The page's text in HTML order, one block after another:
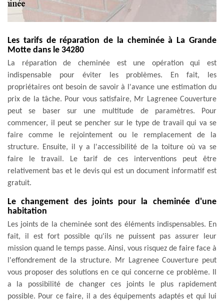
Les tarifs de réparation de la cheminée à La Grande
Motte dans le 34280
La réparation de cheminée est une opération qui est
indispensable pour éviter les problèmes. En fait, les
propriétaires ont besoin de savoir à l'avance une estimation du
prix de la tâche. Pour vous satisfaire, Mr Lagrenee Couverture
peut se baser sur une multitude de paramètres. Pour
commencer, il peut se pencher sur le type de travail qui va se
faire comme le rejointement ou le remplacement de la
structure. Ensuite, il y a l'accessibilité de la toiture où va se
faire le travail. Le tarif de ces interventions peut être
relativement bas et le devis qui est un document informatif est
gratuit.
Le changement des joints pour la cheminée d'une
habitation
Les joints de la cheminée sont des éléments indispensables. En
fait, il est fort possible qu'ils ne puissent pas assurer leur
mission quand le temps passe. Ainsi, vous risquez de faire face à
l'effondrement de la structure. Mr Lagrenee Couverture peut
vous proposer des solutions en ce qui concerne ce problème. Il
a la possibilité de changer ces joints le plus rapidement
possible. Pour ce faire, il a des équipements adaptés et qui lui